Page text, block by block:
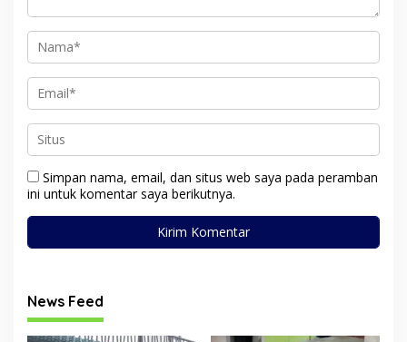
Simpan nama, email, dan situs web saya pada peramban
ini untuk komentar saya berikutnya.
News Feed